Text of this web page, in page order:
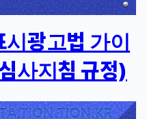
시광고법 가이
사지침 규정)